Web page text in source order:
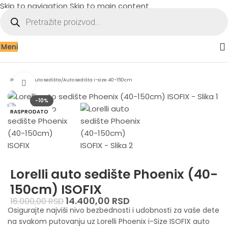
Skip to navigation Skip to main content
Meni
Početna Auto sedišta/Auto sedišta i-size 40-150cm
-10%
RASPRODATO
Zumiraj sliku
Lorelli auto sedište Phoenix (40-
150cm) ISOFIX
16.000,00RSD14.400,00 RSD
Osigurajte najviši nivo bezbednosti i udobnosti za vaše dete
na svakom putovanju uz Lorelli Phoenix i-Size ISOFIX auto